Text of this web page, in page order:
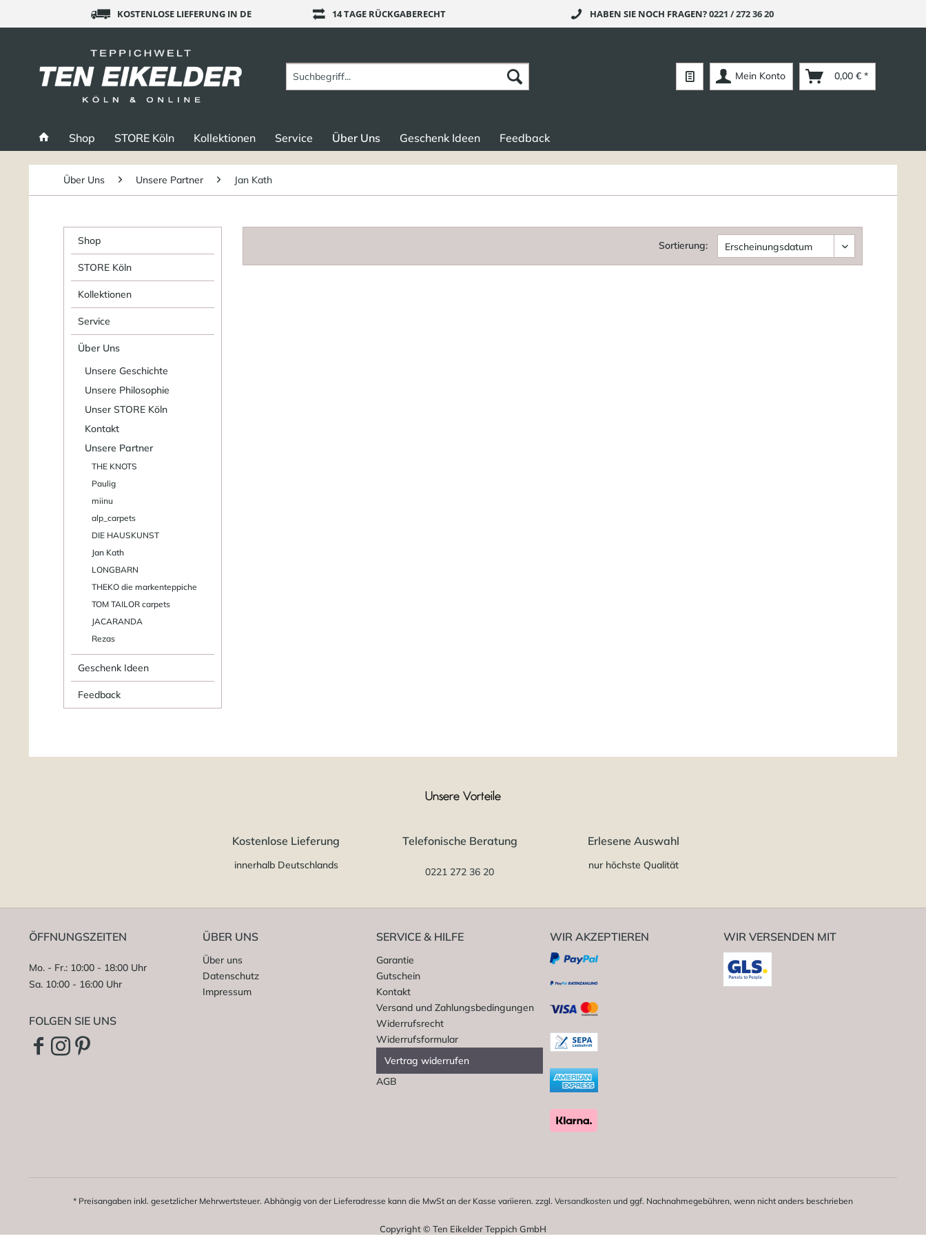
KOSTENLOSE LIEFERUNG IN DE 14 TAGE RÜCKGABERECHT HABEN SIE NOCH FRAGEN?0221 / 272 36 20
Mein Konto 0,00 € *
Shop STORE Köln Kollektionen Service Über Uns Geschenk Ideen Feedback
Über Uns Unsere Partner Jan Kath
Shop
STORE Köln
Kollektionen
Service
Über Uns
Unsere Geschichte
Unsere Philosophie
Unser STORE Köln
Kontakt
Unsere Partner
THE KNOTS
Paulig
miinu
alp_carpets
DIE HAUSKUNST
Jan Kath
LONGBARN
THEKO die markenteppiche
TOM TAILOR carpets
JACARANDA
Rezas
Geschenk Ideen
Feedback
Sortierung:
Unsere Vorteile
Kostenlose Lieferung
innerhalb Deutschlands
Telefonische Beratung
0221 272 36 20
Erlesene Auswahl
nur höchste Qualität
ÖFFNUNGSZEITEN
Mo. - Fr.: 10:00 - 18:00 Uhr
Sa. 10:00 - 16:00 Uhr
FOLGEN SIE UNS
ÜBER UNS
Über uns
Datenschutz
Impressum
SERVICE & HILFE
Garantie
Gutschein
Kontakt
Versand und Zahlungsbedingungen
Widerrufsrecht
Widerrufsformular
Vertrag widerrufen
AGB
WIR AKZEPTIEREN WIR VERSENDEN MIT
* Preisangaben inkl. gesetzlicher Mehrwertsteuer. Abhängig von der Lieferadresse kann die MwSt an der Kasse variieren. zzgl. Versandkosten und ggf. Nachnahmegebühren, wenn nicht anders beschrieben
Copyright © Ten Eikelder Teppich GmbH